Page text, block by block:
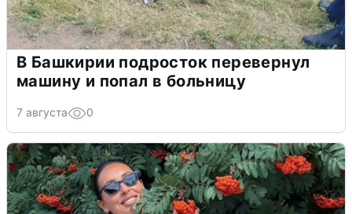
В Башкирии подросток перевернул
машину и попал в больницу
7 августа 0